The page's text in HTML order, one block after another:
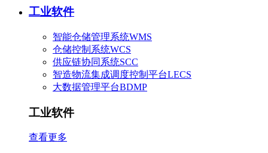
工业软件
智能仓储管理系统WMS
仓储控制系统WCS
供应链协同系统SCC
智造物流集成调度控制平台LECS
大数据管理平台BDMP
工业软件
查看更多